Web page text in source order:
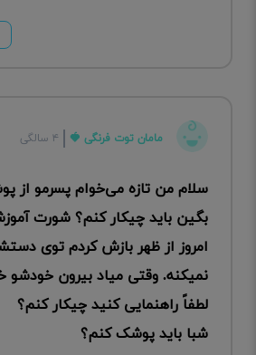
مامان توت فرنگی 🍓 ۴ سالگی
سلام من تازه می‌خوام پسرمو از
بگین باید چیکار کنم؟ شورت
امروز از ظهر بازش کردم توی
نمیکنه. وقتی میاد بیرون
لطفاً راهنمایی کنید چیکار کنم؟
شبا باید پوشک کنم؟